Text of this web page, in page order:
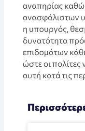
αναπηρίας
ανασφάλιστων
η υπουργός,
δυνατότητα
επιδομάτων
ώστε οι
αυτή κατά τις